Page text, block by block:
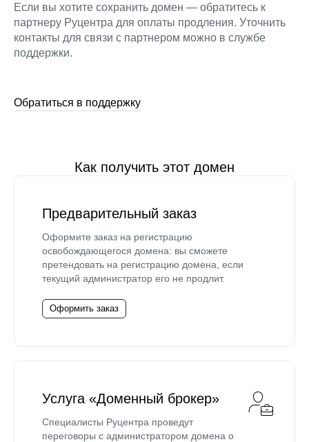
Если вы хотите сохранить домен — обратитесь к
партнеру Руцентра для оплаты продления. Уточнить
контакты для связи с партнером можно в службе
поддержки.
Обратиться в поддержку
Как получить этот домен
Предварительный заказ
Оформите заказ на регистрацию
освобождающегося домена: вы сможете
претендовать на регистрацию домена, если
текущий администратор его не продлит.
Оформить заказ
Услуга «Доменный брокер»
Специалисты Руцентра проведут
переговоры с администратором домена о